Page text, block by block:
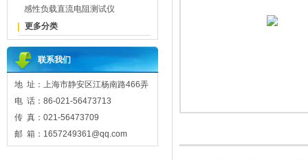
感性负载直流电阻测试仪
更多分类
联系我们
地 址：上海市静安区江杨南路466弄
电 话：86-021-56473713
传 真：021-56473709
邮 箱：1657249361@qq.com